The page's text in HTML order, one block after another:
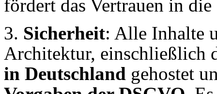
fördert das Vertrauen in
3. Sicherheit: Alle Inhalte
Architektur, einschließlich
in Deutschland gehostet